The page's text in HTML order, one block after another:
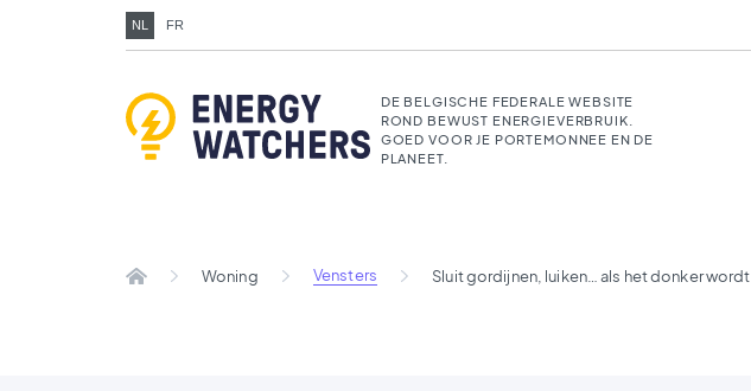
NL FR
DE BELGISCHE FEDERALE WEBSITE
ROND BEWUST ENERGIEVERBRUIK.
GOED VOOR JE PORTEMONNEE EN DE
PLANEET.
Woning Vensters Sluit gordijnen, luiken… als het donker wordt